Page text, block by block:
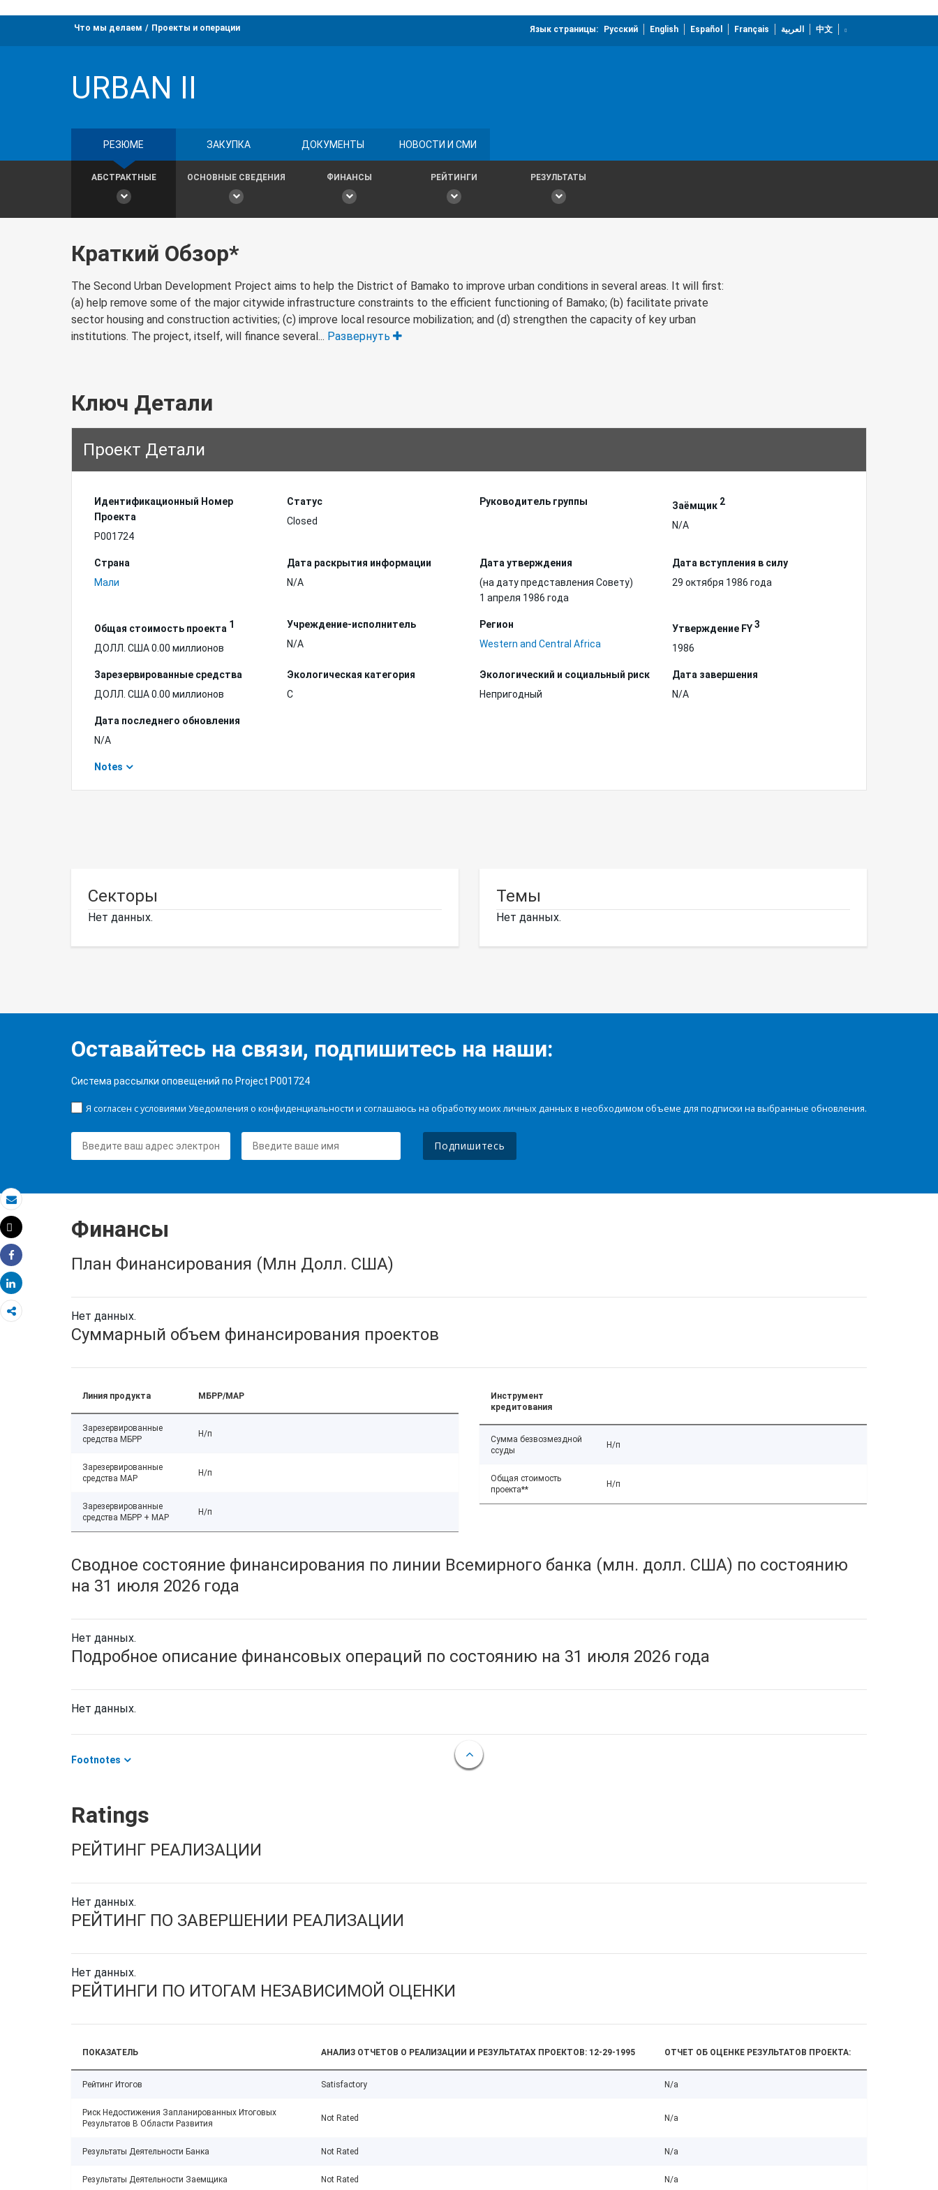
Электронная почта
Распечатать
Tweet
Share
Share
Что мы делаем Проекты и операции Язык страницы: Русский English Español Français العربية 中文
URBAN II
РЕЗЮМЕ ЗАКУПКА ДОКУМЕНТЫ НОВОСТИ И СМИ
АБСТРАКТНЫЕ ОСНОВНЫЕ СВЕДЕНИЯ ФИНАНСЫ РЕЙТИНГИ РЕЗУЛЬТАТЫ
Краткий Обзор*
The Second Urban Development Project aims to help the District of Bamako to improve urban conditions in several areas. It will first:
(a) help remove some of the major citywide infrastructure constraints to the efficient functioning of Bamako; (b) facilitate private
sector housing and construction activities; (c) improve local resource mobilization; and (d) strengthen the capacity of key urban
institutions. The project, itself, will finance several... Развернуть
Ключ Детали
Проект Детали
Идентификационный Hомер
Проекта
P001724
Статус
Closed
Руководитель группы Заёмщик 2
N/A
Страна
Мали
Дата раскрытия информации
N/A
Дата утверждения
(на дату представления Совету)
1 апреля 1986 года
Дата вступления в силу
29 октября 1986 года
Общая стоимость проекта 1
ДОЛЛ. США 0.00 миллионов
Учреждение-исполнитель
N/A
Регион
Western and Central Africa
Утверждение FY3
1986
Зарезервированные средства
ДОЛЛ. США 0.00 миллионов
Экологическая категория
C
Экологический и социальный риск
Непригодный
Дата завершения
N/A
Дата последнего обновления
N/A
Notes
Секторы
Нет данных.
Темы
Нет данных.
Оставайтесь на связи, подпишитесь на наши:
Система рассылки оповещений по Project P001724
Я согласен с условиями Уведомления о конфиденциальности и соглашаюсь на обработку моих личных данных в необходимом объеме для подписки на выбранные обновления.
Подпишитесь
Финансы
План Финансирования (Млн Долл. США)
Нет данных.
Суммарный объем финансирования проектов
Линия продукта МБРР/МАР
Зарезервированные
средства МБРР
Н/п
Зарезервированные
средства МАР
Н/п
Зарезервированные
средства МБРР + МАР
Н/п
Инструмент
кредитования
Сумма безвозмездной
ссуды
Н/п
Общая стоимость
проекта**
Н/п
Сводное состояние финансирования по линии Всемирного банка (млн. долл. США) по состоянию
на 31 июля 2026 года
Нет данных.
Подробное описание финансовых операций по состоянию на 31 июля 2026 года
Нет данных.
Footnotes
Ratings
РЕЙТИНГ РЕАЛИЗАЦИИ
Нет данных.
РЕЙТИНГ ПО ЗАВЕРШЕНИИ РЕАЛИЗАЦИИ
Нет данных.
РЕЙТИНГИ ПО ИТОГАМ НЕЗАВИСИМОЙ ОЦЕНКИ
ПОКАЗАТЕЛЬ АНАЛИЗ ОТЧЕТОВ О РЕАЛИЗАЦИИ И РЕЗУЛЬТАТАХ ПРОЕКТОВ: 12-29-1995 ОТЧЕТ ОБ ОЦЕНКЕ РЕЗУЛЬТАТОВ ПРОЕКТА:
Рейтинг Итогов Satisfactory N/a
Риск Недостижения Запланированных Итоговых
Результатов В Области Развития
Not Rated N/a
Результаты Деятельности Банка Not Rated N/a
Результаты Деятельности Заемщика Not Rated N/a